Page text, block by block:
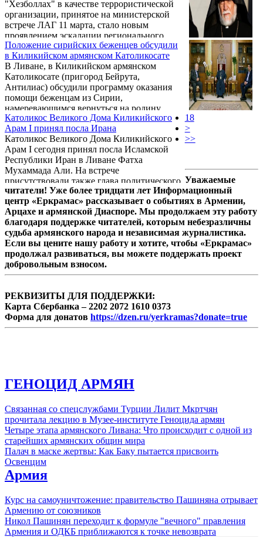
"Хезболлах" в качестве террористической
организации, принятое на министерской
встрече ЛАГ 11 марта, стало новым
проявлением эскалации регионального
противостояния между Ираном и
Саудовской Аравией. На сей раз мишенью
саудитов становится Ливан и движение
"Хезболлах", которое играет центральную
роль в военных усилиях шиитского альянса
в Сирии и которое саудиты обвиняют в
поддержке шиитов в Йемене. При этом
примечательно, что до сих ...
Положение сирийских беженцев обсудили
в Киликийском армянском Католикосате
В Ливане, в Киликийском армянском
Католикосате (пригород Бейрута,
Антилиас) обсудили программу оказания
помощи беженцам из Сирии,
намеревающимся вернуться на родину,
сообщает Департамент по информации и
коммуникации Киликийского
Католикосата. Встреча была организована
Католикосом Арамом I. В ней принимал
участие и предстоятель Армянской
Апостольской Церкви в Сирии, глава
Берийской епархии архиепископ Шаан
Саргисян.
Католикос Великого Дома Киликийского
Арам I принял посла Ирана
Католикос Великого Дома Киликийского
Арам I сегодня принял посла Исламской
Республики Иран в Ливане Фатха
Мухаммада Али. На встрече
присутствовали также глава политического
офиса посольства и другие дипломаты
администрации.
18
>
>>
Уважаемые
читатели! Уже более тридцати лет Информационный
центр «Еркрамас» рассказывает о событиях в Армении,
Арцахе и армянской Диаспоре. Мы продолжаем эту работу
благодаря поддержке читателей, которым небезразличны
судьба армянского народа и независимая журналистика.
Если вы цените нашу работу и хотите, чтобы «Еркрамас»
продолжал развиваться, вы можете поддержать проект
добровольным взносом.
РЕКВИЗИТЫ ДЛЯ ПОДДЕРЖКИ:
Карта Сбербанка – 2202 2072 1610 0373
Форма для донатов https://dzen.ru/yerkramas?donate=true
ГЕНОЦИД АРМЯН
Связанная со спецслужбами Турции Лилит Мкртчян
прочитала лекцию в Музее-институте Геноцида армян
Четыре этапа армянского Ливана: Что происходит с одной из
старейших армянских общин мира
Палач в маске жертвы: Как Баку пытается присвоить
Освенцим
Армия
Курс на самоуничтожение: правительство Пашиняна отрывает
Армению от союзников
Никол Пашинян переходит к формуле "вечного" правления
Армения и ОДКБ приближаются к точке невозврата